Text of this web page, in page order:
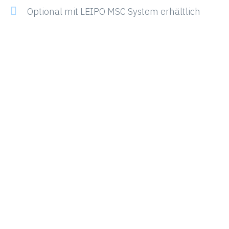
Optional mit LEIPO MSC System erhältlich